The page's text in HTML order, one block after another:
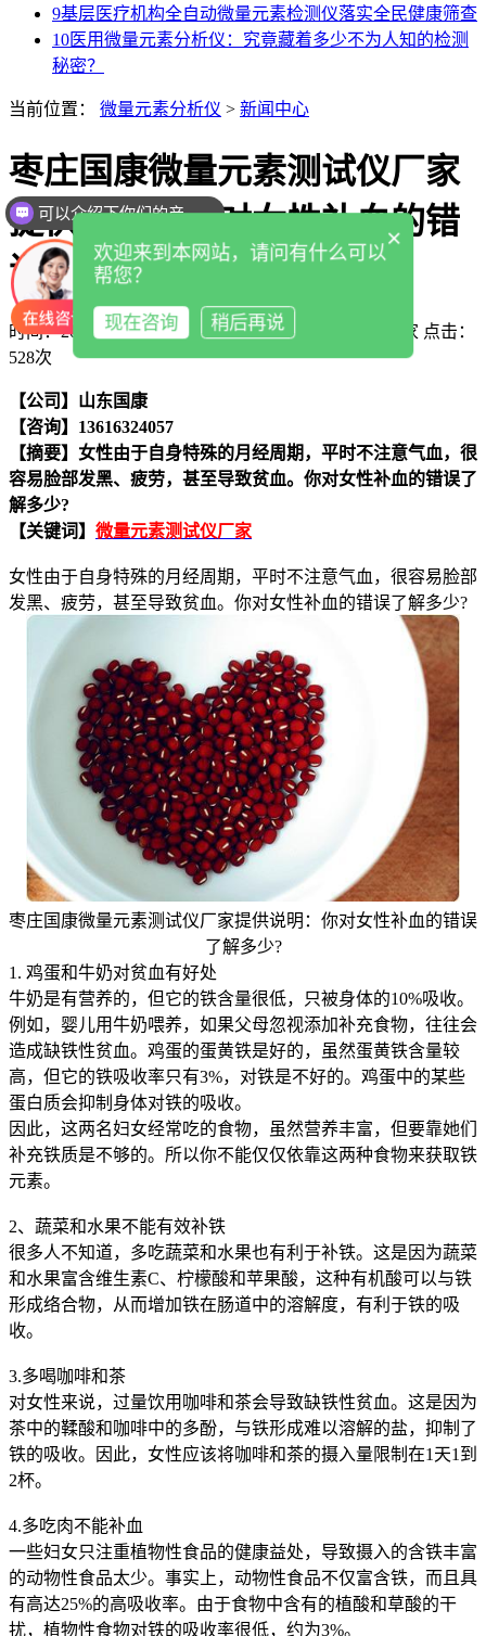
9基层医疗机构全自动微量元素检测仪落实全民健康筛查
10医用微量元素分析仪：究竟藏着多少不为人知的检测
秘密？
当前位置： 微量元素分析仪 > 新闻中心
枣庄国康微量元素测试仪厂家
提供说明：你对女性补血的错
误了解多少?
时间：2021-07-12 14:17:27 作者：微量元素测试仪厂家 点击：
528次
【公司】山东国康
【咨询】13616324057
【摘要】 女性由于自身特殊的月经周期，平时不注意气血，很
容易脸部发黑、疲劳，甚至导致贫血。你对女性补血的错误了
解多少?
【关键词】 微量元素测试仪厂家
女性由于自身特殊的月经周期，平时不注意气血，很容易脸部
发黑、疲劳，甚至导致贫血。你对女性补血的错误了解多少?
枣庄国康微量元素测试仪厂家提供说明：你对女性补血的错误
了解多少?
1. 鸡蛋和牛奶对贫血有好处
牛奶是有营养的，但它的铁含量很低，只被身体的10%吸收。
例如，婴儿用牛奶喂养，如果父母忽视添加补充食物，往往会
造成缺铁性贫血。鸡蛋的蛋黄铁是好的，虽然蛋黄铁含量较
高，但它的铁吸收率只有3%，对铁是不好的。鸡蛋中的某些
蛋白质会抑制身体对铁的吸收。
因此，这两名妇女经常吃的食物，虽然营养丰富，但要靠她们
补充铁质是不够的。所以你不能仅仅依靠这两种食物来获取铁
元素。
2、蔬菜和水果不能有效补铁
很多人不知道，多吃蔬菜和水果也有利于补铁。这是因为蔬菜
和水果富含维生素C、柠檬酸和苹果酸，这种有机酸可以与铁
形成络合物，从而增加铁在肠道中的溶解度，有利于铁的吸
收。
3.多喝咖啡和茶
对女性来说，过量饮用咖啡和茶会导致缺铁性贫血。这是因为
茶中的鞣酸和咖啡中的多酚，与铁形成难以溶解的盐，抑制了
铁的吸收。因此，女性应该将咖啡和茶的摄入量限制在1天1到
2杯。
4.多吃肉不能补血
一些妇女只注重植物性食品的健康益处，导致摄入的含铁丰富
的动物性食品太少。事实上，动物性食品不仅富含铁，而且具
有高达25%的高吸收率。由于食物中含有的植酸和草酸的干
扰，植物性食物对铁的吸收率很低，约为3%。
可以介绍下你们的产品么
×
欢迎来到本网站，请问有什么可以
帮您？
现在咨询 稍后再说